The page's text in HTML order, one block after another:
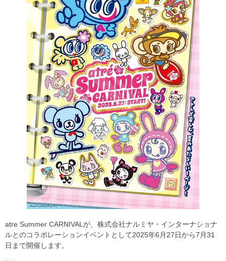
atre Summer CARNIVALが、株式会社ナルミヤ・インターナショナ
ルとのコラボレーションイベントとして2025年6月27日から7月31
日まで開催します。